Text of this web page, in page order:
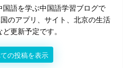
語を学ぶ中国語学習ブログで
のアプリ、サイト、北京の生活
更新予定です。
の投稿を表示